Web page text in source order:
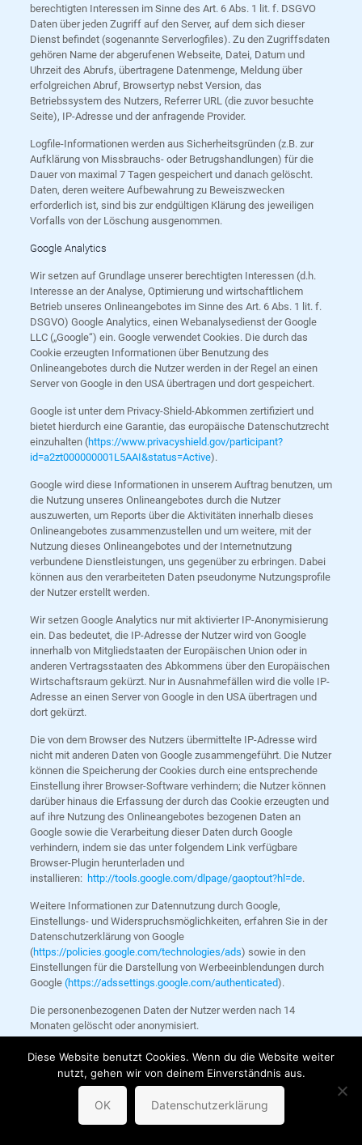
berechtigten Interessen im Sinne des Art. 6 Abs. 1 lit. f. DSGVO
Daten über jeden Zugriff auf den Server, auf dem sich dieser
Dienst befindet (sogenannte Serverlogfiles). Zu den Zugriffsdaten
gehören Name der abgerufenen Webseite, Datei, Datum und
Uhrzeit des Abrufs, übertragene Datenmenge, Meldung über
erfolgreichen Abruf, Browsertyp nebst Version, das
Betriebssystem des Nutzers, Referrer URL (die zuvor besuchte
Seite), IP-Adresse und der anfragende Provider.
Logfile-Informationen werden aus Sicherheitsgründen (z.B. zur
Aufklärung von Missbrauchs- oder Betrugshandlungen) für die
Dauer von maximal 7 Tagen gespeichert und danach gelöscht.
Daten, deren weitere Aufbewahrung zu Beweiszwecken
erforderlich ist, sind bis zur endgültigen Klärung des jeweiligen
Vorfalls von der Löschung ausgenommen.
Google Analytics
Wir setzen auf Grundlage unserer berechtigten Interessen (d.h.
Interesse an der Analyse, Optimierung und wirtschaftlichem
Betrieb unseres Onlineangebotes im Sinne des Art. 6 Abs. 1 lit. f.
DSGVO) Google Analytics, einen Webanalysedienst der Google
LLC („Google“) ein. Google verwendet Cookies. Die durch das
Cookie erzeugten Informationen über Benutzung des
Onlineangebotes durch die Nutzer werden in der Regel an einen
Server von Google in den USA übertragen und dort gespeichert.
Google ist unter dem Privacy-Shield-Abkommen zertifiziert und
bietet hierdurch eine Garantie, das europäische Datenschutzrecht
einzuhalten (https://www.privacyshield.gov/participant?
id=a2zt000000001L5AAI&status=Active).
Google wird diese Informationen in unserem Auftrag benutzen, um
die Nutzung unseres Onlineangebotes durch die Nutzer
auszuwerten, um Reports über die Aktivitäten innerhalb dieses
Onlineangebotes zusammenzustellen und um weitere, mit der
Nutzung dieses Onlineangebotes und der Internetnutzung
verbundene Dienstleistungen, uns gegenüber zu erbringen. Dabei
können aus den verarbeiteten Daten pseudonyme Nutzungsprofile
der Nutzer erstellt werden.
Wir setzen Google Analytics nur mit aktivierter IP-Anonymisierung
ein. Das bedeutet, die IP-Adresse der Nutzer wird von Google
innerhalb von Mitgliedstaaten der Europäischen Union oder in
anderen Vertragsstaaten des Abkommens über den Europäischen
Wirtschaftsraum gekürzt. Nur in Ausnahmefällen wird die volle IP-
Adresse an einen Server von Google in den USA übertragen und
dort gekürzt.
Die von dem Browser des Nutzers übermittelte IP-Adresse wird
nicht mit anderen Daten von Google zusammengeführt. Die Nutzer
können die Speicherung der Cookies durch eine entsprechende
Einstellung ihrer Browser-Software verhindern; die Nutzer können
darüber hinaus die Erfassung der durch das Cookie erzeugten und
auf ihre Nutzung des Onlineangebotes bezogenen Daten an
Google sowie die Verarbeitung dieser Daten durch Google
verhindern, indem sie das unter folgendem Link verfügbare
Browser-Plugin herunterladen und
installieren: http://tools.google.com/dlpage/gaoptout?hl=de.
Weitere Informationen zur Datennutzung durch Google,
Einstellungs- und Widerspruchsmöglichkeiten, erfahren Sie in der
Datenschutzerklärung von Google
(https://policies.google.com/technologies/ads) sowie in den
Einstellungen für die Darstellung von Werbeeinblendungen durch
Google (https://adssettings.google.com/authenticated).
Die personenbezogenen Daten der Nutzer werden nach 14
Monaten gelöscht oder anonymisiert.
Google Universal Analytics
Wir setzen Google Analytics in der Ausgestaltung als „Universal-
Google Analytics, bei dem die Nutzeranalyse auf Grundlage einer
pseudonymen Nutzer-ID erfolgt und damit ein pseudonymes Profil
Diese Website benutzt Cookies. Wenn du die Website weiter
nutzt, gehen wir von deinem Einverständnis aus.
OK Datenschutzerklärung